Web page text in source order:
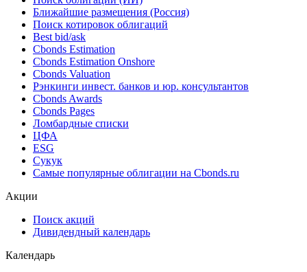
Ближайшие размещения (Россия)
Поиск котировок облигаций
Best bid/ask
Cbonds Estimation
Cbonds Estimation Onshore
Cbonds Valuation
Рэнкинги инвест. банков и юр. консультантов
Cbonds Awards
Cbonds Pages
Ломбардные списки
ЦФА
ESG
Сукук
Самые популярные облигации на Cbonds.ru
Акции
Поиск акций
Дивидендный календарь
Календарь